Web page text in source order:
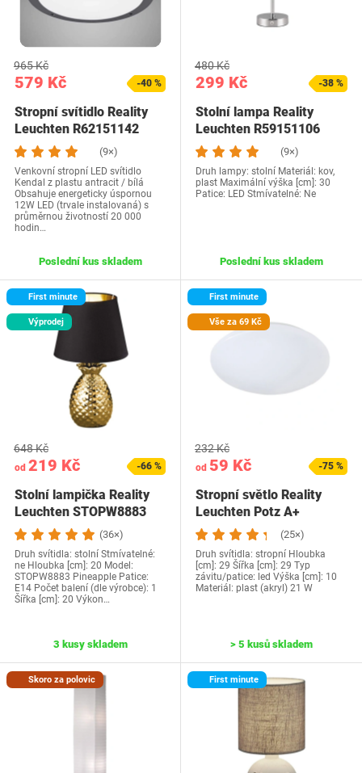
579 Kč
965 Kč
-40 %
Stropní svítidlo Reality
Leuchten R62151142
(9×)
Venkovní stropní LED svítidlo
Kendal z plastu antracit / bílá
Obsahuje energeticky úspornou
12W LED (trvale instalovaná) s
průměrnou životností 20 000
hodin…
Poslední kus skladem
299 Kč
480 Kč
-38 %
Stolní lampa Reality
Leuchten R59151106
(9×)
Druh lampy: stolní Materiál: kov,
plast Maximální výška [cm]: 30
Patice: LED Stmívatelné: Ne
Poslední kus skladem
First minute
Výprodej
od 219 Kč
648 Kč
-66 %
Stolní lampička Reality
Leuchten STOPW8883
(36×)
Druh svítidla: stolní Stmívatelné:
ne Hloubka [cm]: 20 Model:
STOPW8883 Pineapple Patice:
E14 Počet balení (dle výrobce): 1
Šířka [cm]: 20 Výkon…
3 kusy skladem
First minute
Vše za 69 Kč
od 59 Kč
232 Kč
-75 %
Stropní světlo Reality
Leuchten Potz A+
(25×)
Druh svítidla: stropní Hloubka
[cm]: 29 Šířka [cm]: 29 Typ
závitu/patice: led Výška [cm]: 10
Materiál: plast (akryl) 21 W
> 5 kusů skladem
Skoro za polovic First minute